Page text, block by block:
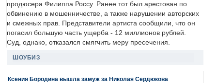
продюсера Филиппа Россу. Ранее тот был арестован по
обвинению в мошенничестве, а также нарушении авторских
и смежных прав. Представители артиста сообщили, что он
погасил большую часть ущерба - 12 миллионов рублей.
Суд, однако, отказался смягчить меру пресечения.
ШОУБИЗ
Ксения Бородина вышла замуж за Николая Сердюкова